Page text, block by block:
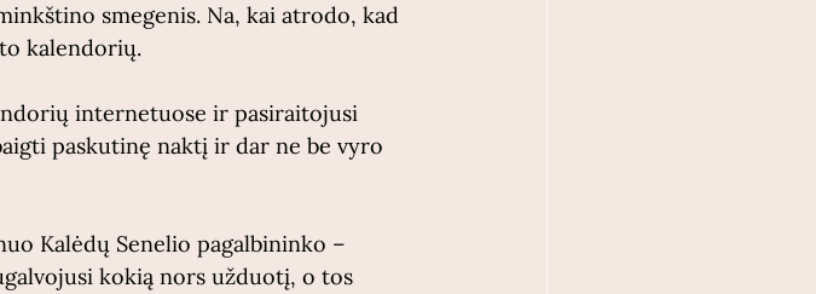
smegenis. Na, kai atrodo, kad
kalendorių.
internetuose ir pasiraitojusi
paskutinę naktį ir dar ne be vyro
Kalėdų Senelio pagalbininko –
kokią nors užduotį, o tos